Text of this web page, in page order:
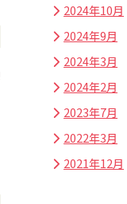
2024年10月
2024年9月
2024年3月
2024年2月
2023年7月
2022年3月
2021年12月